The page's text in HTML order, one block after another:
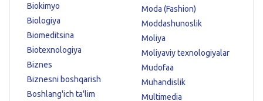
Biokimyo
Biologiya
Biomeditsina
Biotexnologiya
Biznes
Biznesni boshqarish
Boshlang'ich ta'lim
Moda (Fashion)
Moddashunoslik
Moliya
Moliyaviy texnologiyalar
Mudofaa
Muhandislik
Multimedia